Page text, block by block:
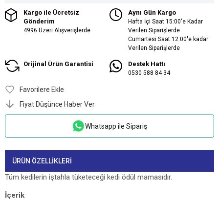
Kargo ile Ücretsiz
Gönderim
499₺ Üzeri Alışverişlerde
Aynı Gün Kargo
Hafta İçi Saat 15:00'e Kadar
Verilen Siparişlerde
Cumartesi Saat 12:00'e kadar
Verilen Siparişlerde
Orijinal Ürün Garantisi Destek Hattı
0530 588 84 34
Favorilere Ekle
Fiyat Düşünce Haber Ver
Whatsapp ile Sipariş
ÜRÜN ÖZELLIKLERI
Tüm kedilerin iştahla tüketeceği kedi ödül mamasıdır.
İçerik